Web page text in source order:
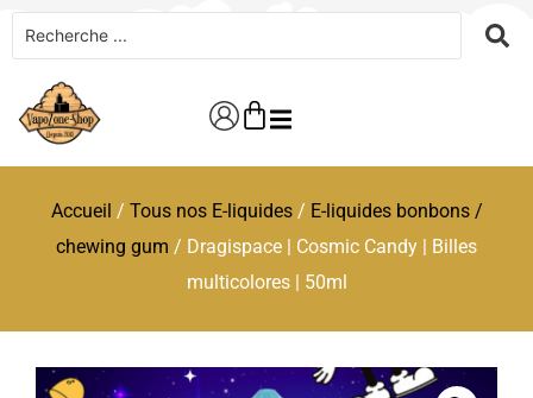
Accueil / Tous nos E-liquides/ E-liquides bonbons /
chewing gum / Dragispace | Cosmic Candy | Billes
multicolores | 50ml